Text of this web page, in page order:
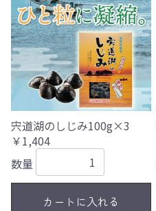
宍道湖のしじみ100g×3
￥1,404
数量
カートに入れる